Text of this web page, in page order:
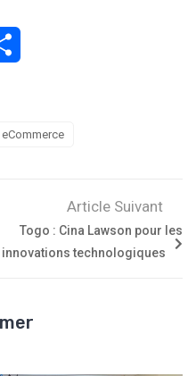
eCommerce
Article Suivant
Togo : Cina Lawson pour les
innovations technologiques